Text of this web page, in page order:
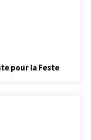
pour la Feste